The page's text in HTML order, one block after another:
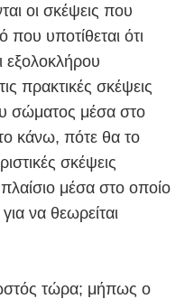
οι σκέψεις που
που υποτίθεται ότι
εξολοκλήρου
πρακτικές σκέψεις
σώματος μέσα στο
κάνω, πότε θα το
σκέψεις
μέσα στο οποίο
να θεωρείται
τώρα; μήπως ο